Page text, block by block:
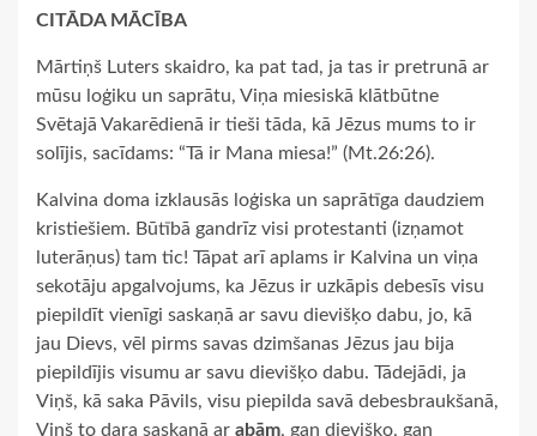
CITĀDA MĀCĪBA
Mārtiņš Luters skaidro, ka pat tad, ja tas ir pretrunā ar
mūsu loģiku un saprātu, Viņa miesiskā klātbūtne
Svētajā Vakarēdienā ir tieši tāda, kā Jēzus mums to ir
solījis, sacīdams: “Tā ir Mana miesa!” (Mt.26:26).
Kalvina doma izklausās loģiska un saprātīga daudziem
kristiešiem. Būtībā gandrīz visi protestanti (izņamot
luterāņus) tam tic! Tāpat arī aplams ir Kalvina un viņa
sekotāju apgalvojums, ka Jēzus ir uzkāpis debesīs visu
piepildīt vienīgi saskaņā ar savu dievišķo dabu, jo, kā
jau Dievs, vēl pirms savas dzimšanas Jēzus jau bija
piepildījis visumu ar savu dievišķo dabu. Tādejādi, ja
Viņš, kā saka Pāvils, visu piepilda savā debesbraukšanā,
Viņš to dara saskaņā ar abām, gan dievišķo, gan